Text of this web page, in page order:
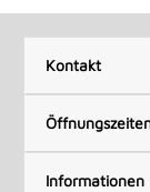
Kontakt
Informationen